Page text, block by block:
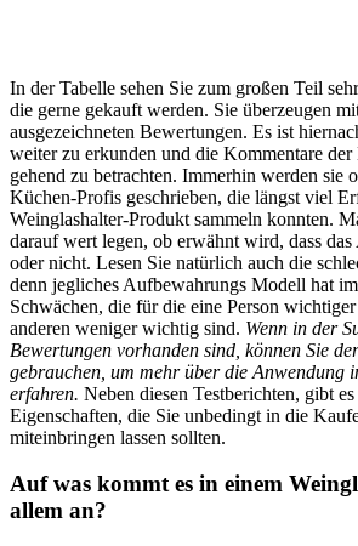
In der Tabelle sehen Sie zum großen Teil
die gerne gekauft werden. Sie überzeugen
ausgezeichneten Bewertungen. Es ist
weiter zu erkunden und die Kommentare
gehend zu betrachten. Immerhin werden sie
Küchen-Profis geschrieben, die längst viel
Weinglashalter-Produkt sammeln konnten.
darauf wert legen, ob erwähnt wird, dass
oder nicht. Lesen Sie natürlich auch die
denn jegliches Aufbewahrungs Modell hat
Schwächen, die für die eine Person
anderen weniger wichtig sind. Wenn in der
Bewertungen vorhanden sind, können Sie
gebrauchen, um mehr über die Anwendung
erfahren. Neben diesen Testberichten, gibt
Eigenschaften, die Sie unbedingt in die
miteinbringen lassen sollten.
Auf was kommt es in einem
allem an?